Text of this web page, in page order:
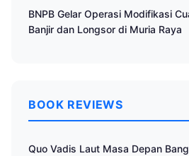
BNPB Gelar Operasi Modifikasi
Banjir dan Longsor di Muria Raya
BOOK REVIEWS
Quo Vadis Laut Masa Depan